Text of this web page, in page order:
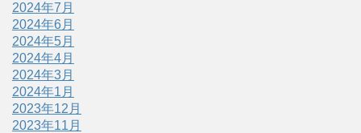
2024年7月
2024年6月
2024年5月
2024年4月
2024年3月
2024年1月
2023年12月
2023年11月